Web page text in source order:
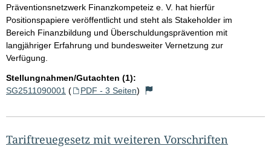
Präventionsnetzwerk Finanzkompeteiz e. V. hat hierfür
Positionspapiere veröffentlicht und steht als Stakeholder im
Bereich Finanzbildung und Überschuldungsprävention mit
langjähriger Erfahrung und bundesweiter Vernetzung zur
Verfügung.
Stellungnahmen/Gutachten (1):
SG2511090001 ( PDF - 3 Seiten)
Tariftreuegesetz mit weiteren Vorschriften